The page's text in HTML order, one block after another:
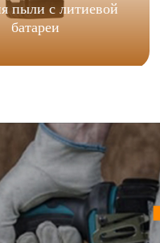
пыли с литиевой
батареи